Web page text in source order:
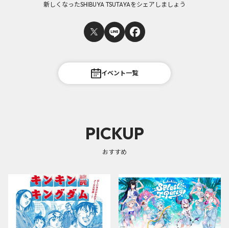
新しくなったSHIBUYA TSUTAYAをシェアしましょう
イベント一覧
PICKUP
おすすめ